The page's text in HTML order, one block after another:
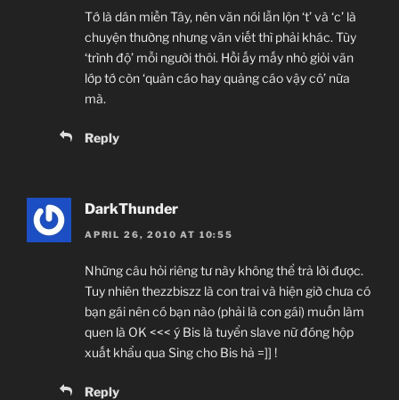
Tớ là dân miền Tây, nên văn nói lẫn lộn ‘t’ và ‘c’ là
chuyện thường nhưng văn viết thì phải khác. Tùy
‘trình độ’ mỗi người thôi. Hồi ấy mấy nhỏ giỏi văn
lớp tớ còn ‘quản cáo hay quảng cáo vậy cô’ nữa
mà.
Reply
DarkThunder
APRIL 26, 2010 AT 10:55
Những câu hỏi riêng tư này không thể trả lời được.
Tuy nhiên thezzbiszz là con trai và hiện giờ chưa có
bạn gái nên có bạn nào (phải là con gái) muốn làm
quen là OK <<< ý Bis là tuyển slave nữ đóng hộp
xuất khẩu qua Sing cho Bis hả =]] !
Reply